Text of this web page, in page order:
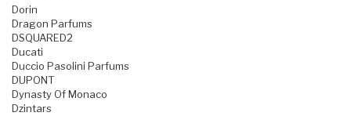
Dorin
Dragon Parfums
DSQUARED2
Ducati
Duccio Pasolini Parfums
DUPONT
Dynasty Of Monaco
Dzintars